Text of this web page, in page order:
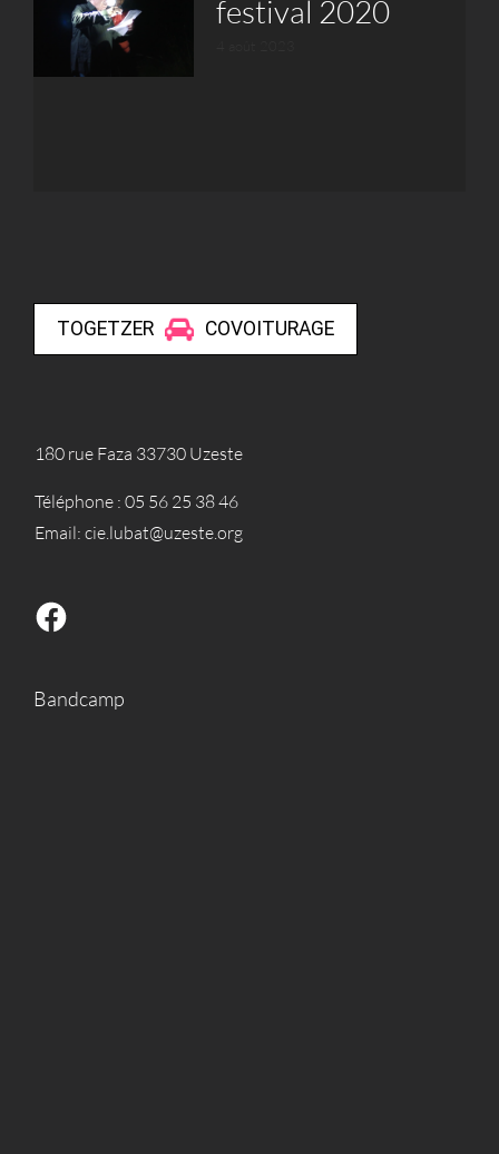
festival 2020
180 rue Faza 33730 Uzeste
Téléphone : 05 56 25 38 46
Email: cie.lubat@uzeste.org
Facebook
Bandcamp